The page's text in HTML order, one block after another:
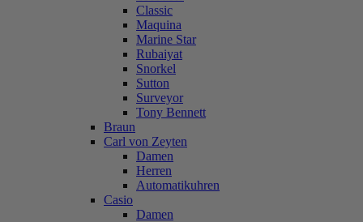
Classic
Maquina
Marine Star
Rubaiyat
Snorkel
Sutton
Surveyor
Tony Bennett
Braun
Carl von Zeyten
Damen
Herren
Automatikuhren
Casio
Damen